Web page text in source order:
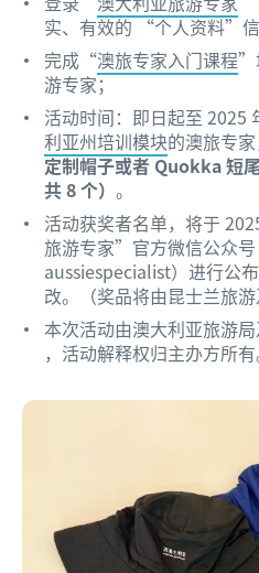
实、有效的 “个人资料”信
完成“澳旅专家入门课程”
游专家；
活动时间：即日起至 2025
利亚州培训模块的澳旅专
定制帽子或者 Quokka 短
共 8 个） 。
活动获奖者名单，将于
旅游专家”官方微信公众号
aussiespecialist）进行公
改。（奖品将由昆士兰旅游
本次活动由澳大利亚旅游
，活动解释权归主办方所有